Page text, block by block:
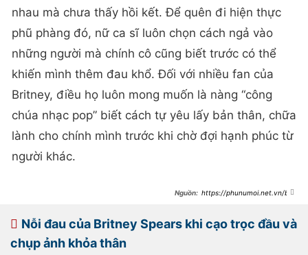
nhau mà chưa thấy hồi kết. Để quên đi hiện thực
phũ phàng đó, nữ ca sĩ luôn chọn cách ngả vào
những người mà chính cô cũng biết trước có thể
khiến mình thêm đau khổ. Đối với nhiều fan của
Britney, điều họ luôn mong muốn là nàng “công
chúa nhạc pop” biết cách tự yêu lấy bản thân, chữa
lành cho chính mình trước khi chờ đợi hạnh phúc từ
người khác.
https://phunumoi.net.vn/brit
d286525.html
Nỗi đau của Britney Spears khi cạo trọc đầu và
chụp ảnh khỏa thân